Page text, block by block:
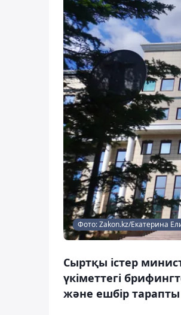
Фото: Zakon.kz/Екатерина
Сыртқы істер
үкіметтегі
және ешбір